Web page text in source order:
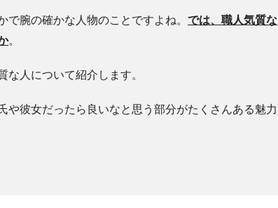
腕の確かな人物のことですよね。 では、職人気質な
。
人について紹介します。
彼女だったら良いなと思う部分がたくさんある魅力